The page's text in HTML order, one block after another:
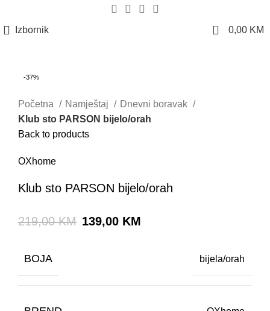
Izbornik 0 0,00 KM
-37%
Početna Namještaj
Dnevni boravak
Klub sto PARSON bijelo/orah
Back to products
OXhome
Klub sto PARSON bijelo/orah
219,00KM 139,00 KM
BOJA bijela/orah